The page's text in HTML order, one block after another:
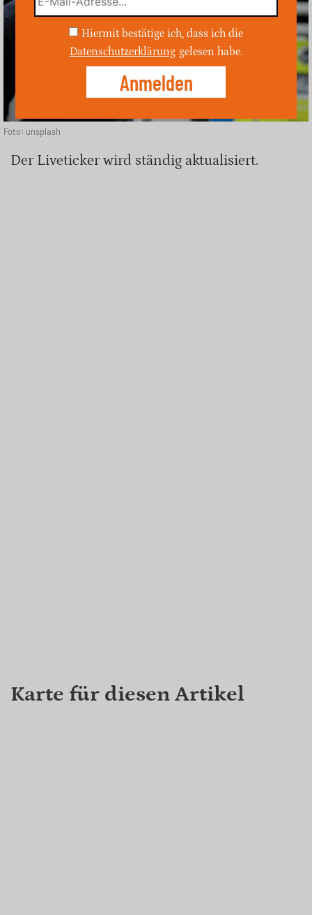
Foto: unsplash
Der Liveticker wird ständig aktualisiert.
Karte für diesen Artikel
Hiermit bestätige ich, dass ich die
Datenschutzerklärung gelesen habe.